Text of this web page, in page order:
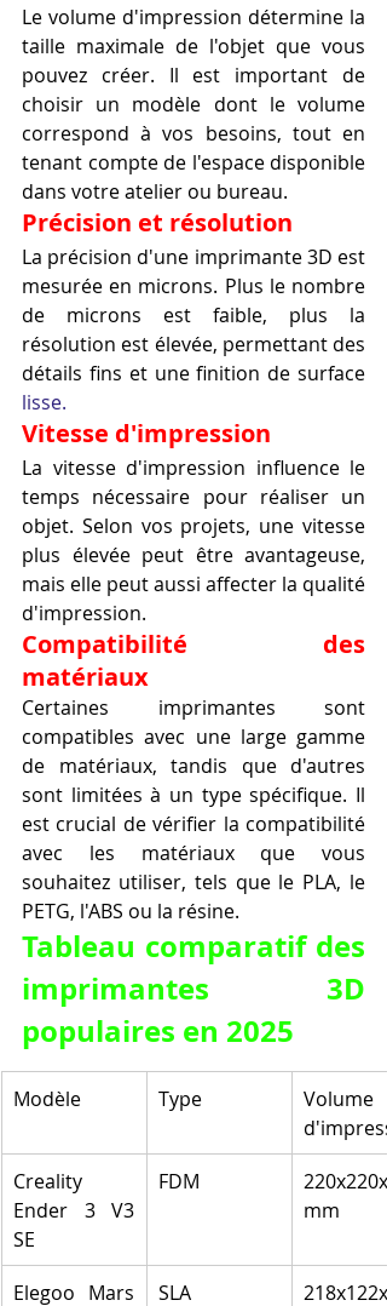
Le volume d'impression détermine la
taille maximale de l'objet que vous
pouvez créer. Il est important de
choisir un modèle dont le volume
correspond à vos besoins, tout en
tenant compte de l'espace disponible
dans votre atelier ou bureau.
Précision et résolution
La précision d'une imprimante 3D est
mesurée en microns. Plus le nombre
de microns est faible, plus la
résolution est élevée, permettant des
lisse.
Vitesse d'impression
La vitesse d'impression influence le
temps nécessaire pour réaliser un
objet. Selon vos projets, une vitesse
plus élevée peut être avantageuse,
mais elle peut aussi affecter la qualité
d'impression.
Compatibilité des
matériaux
Certaines imprimantes sont
compatibles avec une large gamme
de matériaux, tandis que d'autres
sont limitées à un type spécifique. Il
est crucial de vérifier la compatibilité
avec les matériaux que vous
souhaitez utiliser, tels que le PLA, le
PETG, l'ABS ou la résine.
Tableau comparatif des
imprimantes 3D
populaires en 2025
Modèle Type
Volume
Creality
Ender 3 V3
SE
FDM
mm
Elegoo Mars SLA